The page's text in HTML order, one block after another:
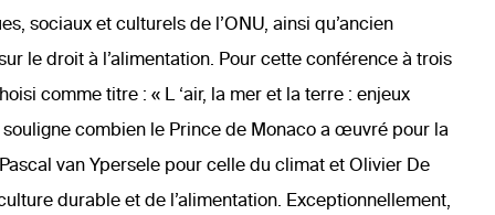
sociaux et culturels de l’ONU, ainsi qu’ancien
le droit à l’alimentation. Pour cette conférence à trois
comme titre : « L ‘air, la mer et la terre : enjeux
combien le Prince de Monaco a œuvré pour la
van Ypersele pour celle du climat et Olivier De
durable et de l’alimentation. Exceptionnellement,